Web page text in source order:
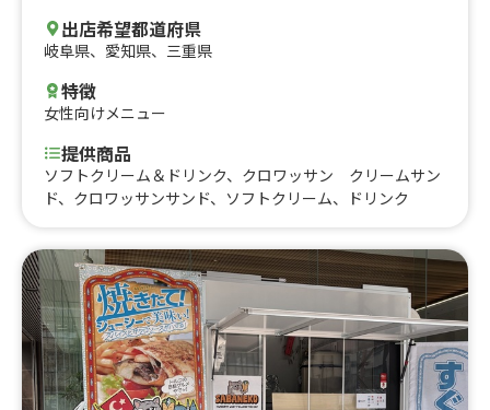
出店希望都道府県
岐阜県、 愛知県、 三重県
特徴
女性向けメニュー
提供商品
ソフトクリーム＆ドリンク、クロワッサン クリームサン
ド、クロワッサンサンド、ソフトクリーム、ドリンク